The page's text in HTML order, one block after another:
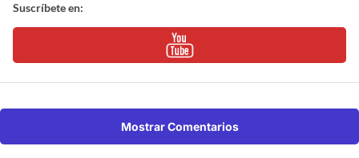
Suscríbete en:
Mostrar Comentarios